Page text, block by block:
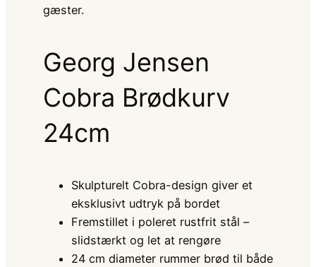
gæster.
Georg Jensen
Cobra Brødkurv
24cm
Skulpturelt Cobra-design giver et
eksklusivt udtryk på bordet
Fremstillet i poleret rustfrit stål –
slidstærkt og let at rengøre
24 cm diameter rummer brød til både